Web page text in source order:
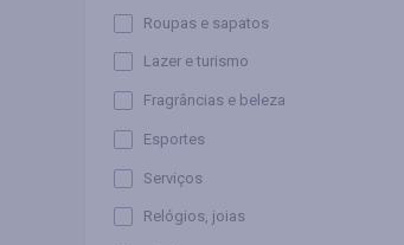
Roupas e sapatos
Lazer e turismo
Fragrâncias e beleza
Esportes
Serviços
Relógios, joias